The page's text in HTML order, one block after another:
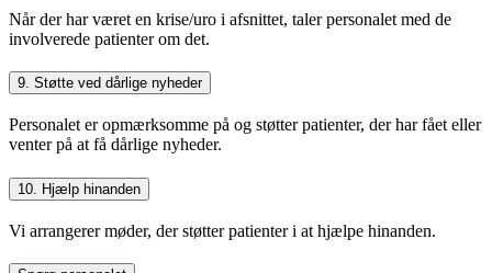
Når der har været en krise/uro i afsnittet, taler personalet med de
involverede patienter om det.
9. Støtte ved dårlige nyheder
Personalet er opmærksomme på og støtter patienter, der har fået eller
venter på at få dårlige nyheder.
10. Hjælp hinanden
Vi arrangerer møder, der støtter patienter i at hjælpe hinanden.